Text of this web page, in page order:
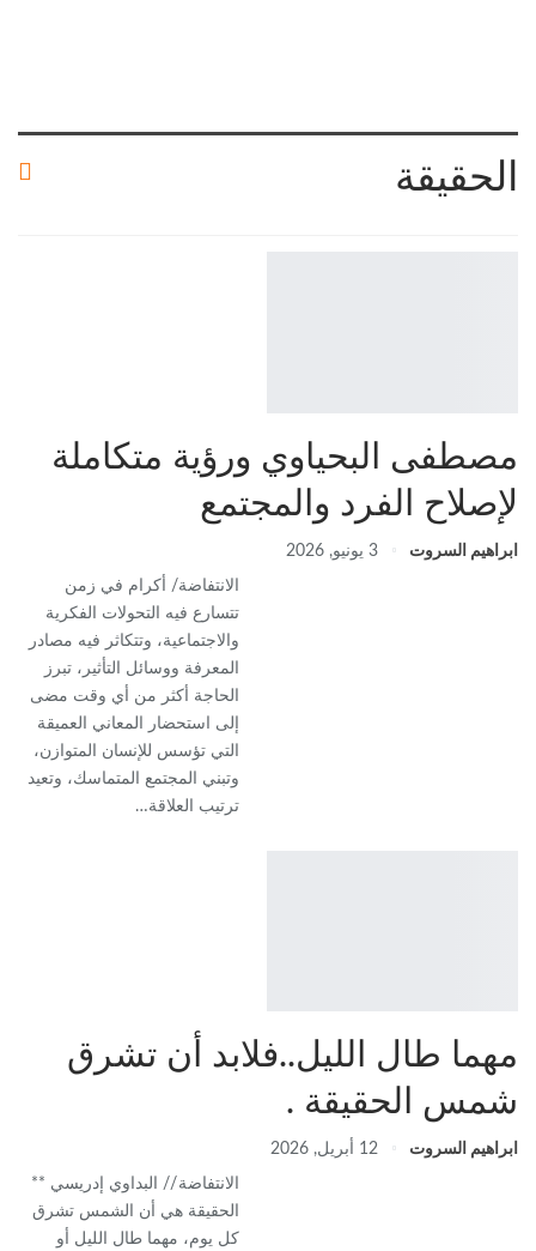
الحقيقة
مصطفى البحياوي ورؤية متكاملة
لإصلاح الفرد والمجتمع
ابراهيم السروت 3 يونيو, 2026
الانتفاضة/ أكرام في زمن
تتسارع فيه التحولات الفكرية
والاجتماعية، وتتكاثر فيه مصادر
المعرفة ووسائل التأثير، تبرز
الحاجة أكثر من أي وقت مضى
إلى استحضار المعاني العميقة
التي تؤسس للإنسان المتوازن،
وتبني المجتمع المتماسك، وتعيد
ترتيب العلاقة…
‏مهما طال الليل..فلابد أن تشرق
شمس الحقيقة .
ابراهيم السروت 12 أبريل, 2026
‏الانتفاضة // البداوي إدريسي ‏**
الحقيقة هي أن الشمس تشرق
كل يوم، مهما طال الليل أو